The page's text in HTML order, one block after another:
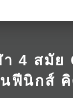
4 สมัย
ฟีนิกส์ คิ